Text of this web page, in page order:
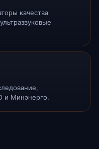
качества
и Минэнерго.